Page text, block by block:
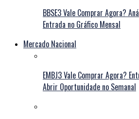
BBSE3 Vale Comprar Agora?
Entrada no Gráfico Mensal
Mercado Nacional
EMBJ3 Vale Comprar Agora?
Abrir Oportunidade no Semanal